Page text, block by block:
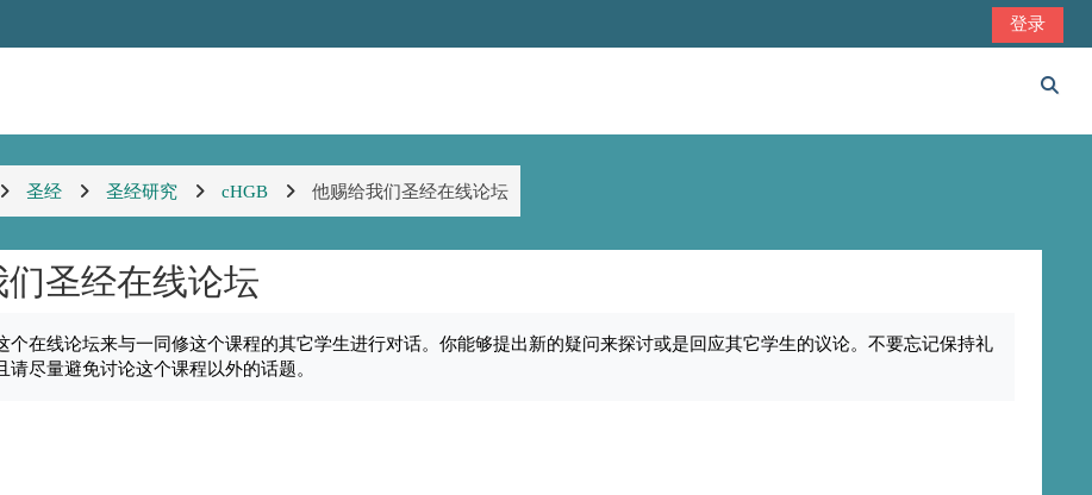
登录
圣经 圣经研究 cHGB 他赐给我们圣经在线论坛
圣经在线论坛
个在线论坛来与一同修这个课程的其它学生进行对话。你能够提出新的疑问来探讨或是回应其它学生的议论。不要忘记保持礼
请尽量避免讨论这个课程以外的话题。